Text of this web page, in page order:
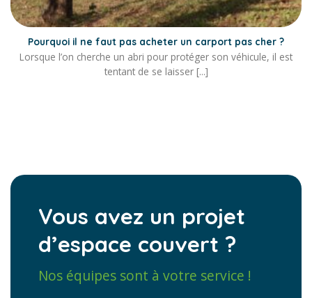
Pourquoi il ne faut pas acheter un carport pas cher ?
Lorsque l’on cherche un abri pour protéger son véhicule, il est
tentant de se laisser [...]
Vous avez un projet
d’espace couvert ?
Nos équipes sont à votre service !